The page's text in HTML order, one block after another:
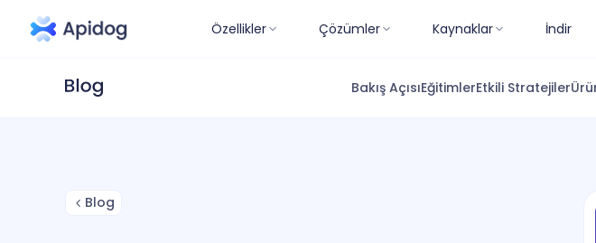
Özellikler Çözümler Kaynaklar İndir
Bakış AçısıEğitimlerEtkili Stratejiler
Blog